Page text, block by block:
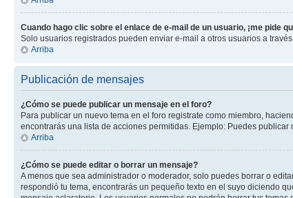
Cuando hago clic sobre el enlace de e-mail de un usuario, ¡me pide
Solo usuarios registrados pueden enviar e-mail a otros usuarios a
Arriba
Publicación de mensajes
¿Cómo se puede publicar un mensaje en el foro?
Para publicar un nuevo tema en el foro registrate como miembro,
encontrarás una lista de acciones permitidas. Ejemplo: Puedes
Arriba
¿Cómo se puede editar o borrar un mensaje?
A menos que sea administrador o moderador, solo puedes borrar o
respondió tu tema, encontrarás un pequeño texto en el suyo diciendo